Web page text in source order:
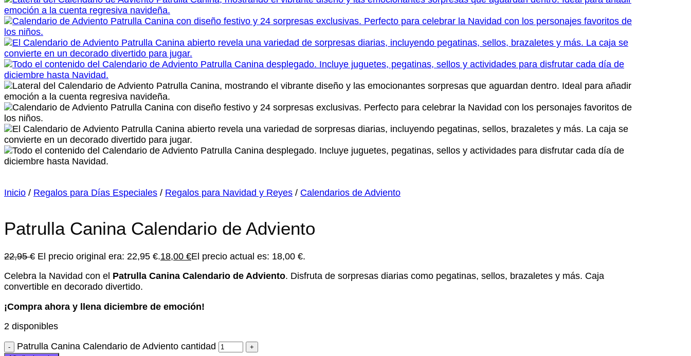
Inicio / Regalos para Días Especiales / Regalos para Navidad y Reyes / Calendarios de Adviento
Patrulla Canina Calendario de Adviento
22,95€ El precio original era: 22,95 €.18,00 €El precio actual es: 18,00 €.
Celebra la Navidad con el Patrulla Canina Calendario de Adviento. Disfruta de sorpresas diarias como pegatinas, sellos, brazaletes y más. Caja
convertible en decorado divertido.
¡Compra ahora y llena diciembre de emoción!
2 disponibles
Patrulla Canina Calendario de Adviento cantidad